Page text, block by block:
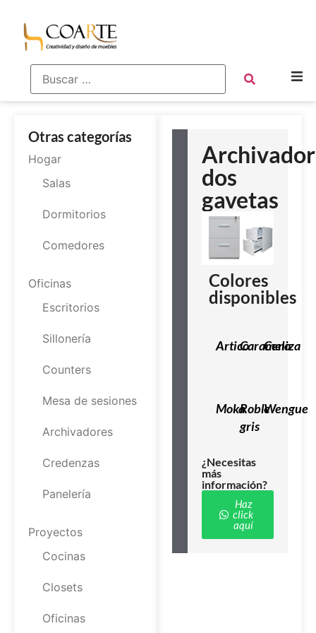
Otras categorías
Hogar
Salas
Dormitorios
Comedores
Oficinas
Escritorios
Sillonería
Counters
Mesa de sesiones
Archivadores
Credenzas
Panelería
Proyectos
Cocinas
Closets
Oficinas
Archivador
dos
gavetas
Colores
disponibles
ArticoCaramelo
Ceniza
MokaRoble
gris
Wengue
¿Necesitas
más
información?
Haz
click
aquí